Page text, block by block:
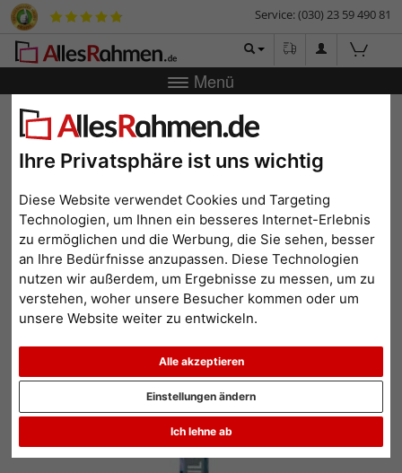
Ihre Privatsphäre ist uns wichtig
Diese Website verwendet Cookies und Targeting
Technologien, um Ihnen ein besseres Internet-Erlebnis
zu ermöglichen und die Werbung, die Sie sehen, besser
an Ihre Bedürfnisse anzupassen. Diese Technologien
nutzen wir außerdem, um Ergebnisse zu messen, um zu
verstehen, woher unsere Besucher kommen oder um
unsere Website weiter zu entwickeln.
Alle akzeptieren
Ich lehne ab
Einstellungen ändern
Service: (030) 23 59 490 81
Menü
Zurück | Bilderrahmen-Shop Marken
Retail Pack
Info Rail Retail Pack